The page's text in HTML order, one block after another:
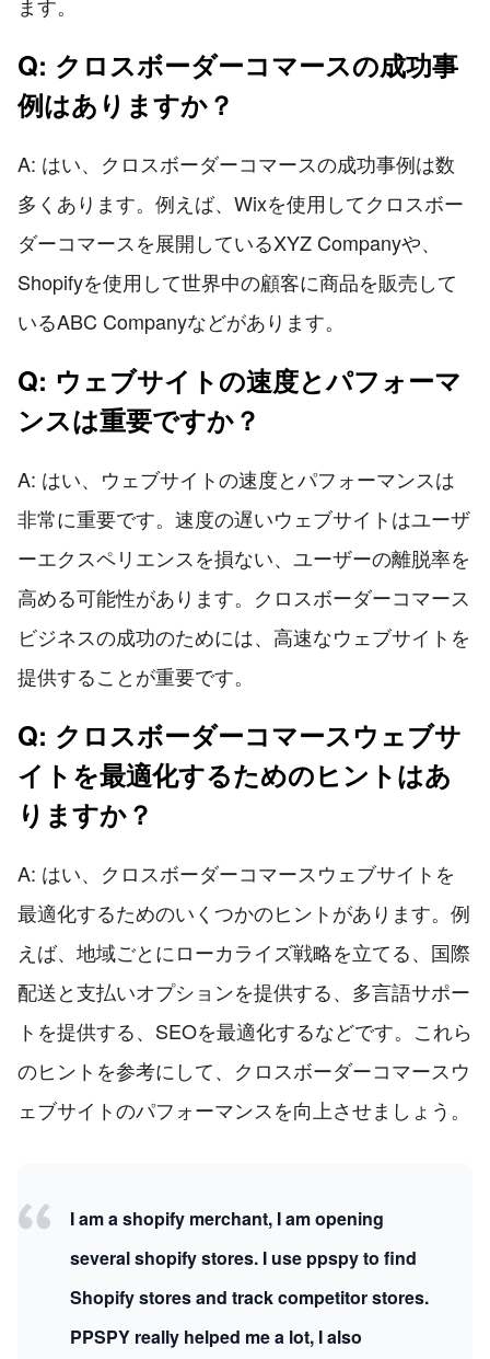
Q: クロスボーダーコマースの成功事
例はありますか？
A: はい、クロスボーダーコマースの成功事例は数
多くあります。例えば、Wixを使用してクロスボー
ダーコマースを展開しているXYZ Companyや、
Shopifyを使用して世界中の顧客に商品を販売して
いるABC Companyなどがあります。
Q: ウェブサイトの速度とパフォーマ
ンスは重要ですか？
A: はい、ウェブサイトの速度とパフォーマンスは
非常に重要です。速度の遅いウェブサイトはユーザ
ーエクスペリエンスを損ない、ユーザーの離脱率を
高める可能性があります。クロスボーダーコマース
ビジネスの成功のためには、高速なウェブサイトを
提供することが重要です。
Q: クロスボーダーコマースウェブサ
イトを最適化するためのヒントはあ
りますか？
A: はい、クロスボーダーコマースウェブサイトを
最適化するためのいくつかのヒントがあります。例
えば、地域ごとにローカライズ戦略を立てる、国際
配送と支払いオプションを提供する、多言語サポー
トを提供する、SEOを最適化するなどです。これら
のヒントを参考にして、クロスボーダーコマースウ
ェブサイトのパフォーマンスを向上させましょう。
I am a shopify merchant, I am opening
several shopify stores. I use ppspy to find
Shopify stores and track competitor stores.
PPSPY really helped me a lot, I also